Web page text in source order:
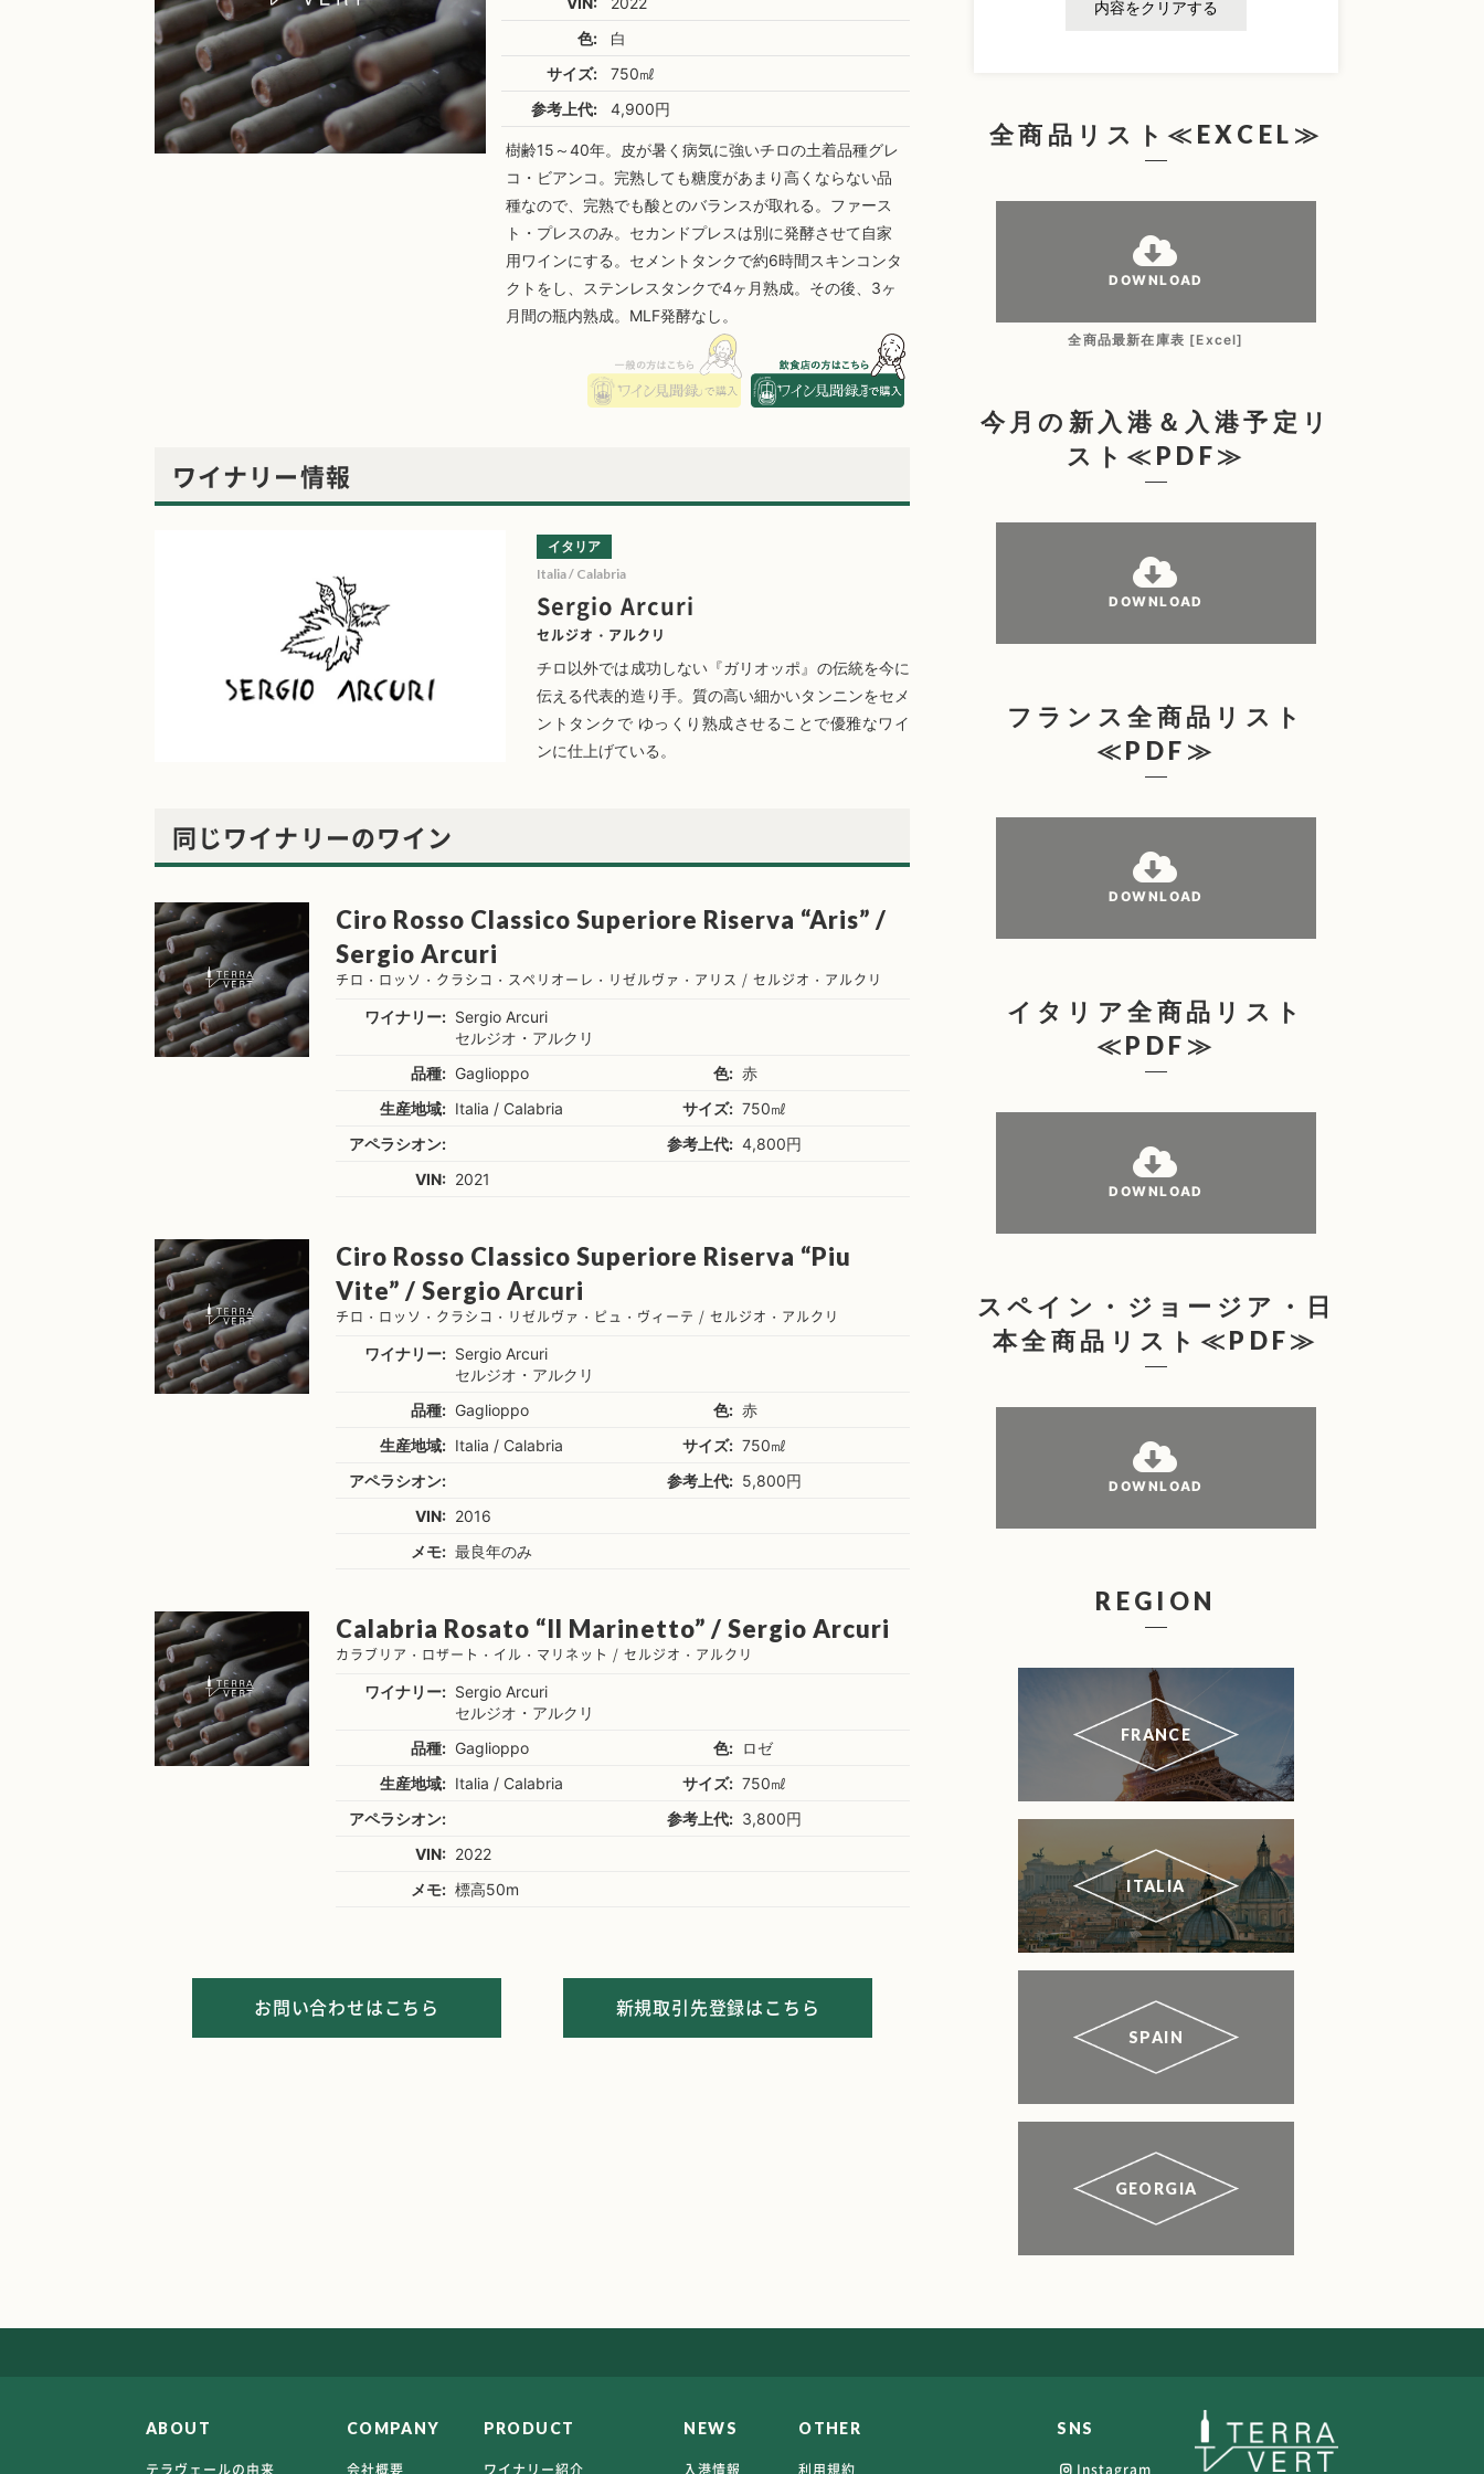
色:
白
サイズ:
750㎖
参考上代:
4,900円
樹齢15～40年。皮が暑く病気に強いチロの土着品種グレ
コ・ビアンコ。完熟しても糖度があまり高くならない品
種なので、完熟でも酸とのバランスが取れる。ファース
ト・プレスのみ。セカンドプレスは別に発酵させて自家
用ワインにする。セメントタンクで約6時間スキンコンタ
クトをし、ステンレスタンクで4ヶ月熟成。その後、3ヶ
月間の瓶内熟成。MLF発酵なし。
ワイナリー情報
Sergio Arcuri
セルジオ・アルクリ
イタリア
Italia / Calabria
チロ以外では成功しない『ガリオッポ』の伝統を今に
伝える代表的造り手。質の高い細かいタンニンをセメ
ントタンクで ゆっくり熟成させることで優雅なワイ
ンに仕上げている。
同じワイナリーのワイン
Ciro Rosso Classico Superiore Riserva “Aris” /
Sergio Arcuri
チロ・ロッソ・クラシコ・スペリオーレ・リゼルヴァ・アリス / セルジオ・アルクリ
ワイナリー: Sergio Arcuri
セルジオ・アルクリ
品種: Gaglioppo 色: 赤
生産地域: Italia / Calabria サイズ: 750㎖
アペラシオン:
参考上代: 4,800円
VIN: 2021
Ciro Rosso Classico Superiore Riserva “Piu
Vite” / Sergio Arcuri
チロ・ロッソ・クラシコ・リゼルヴァ・ピュ・ヴィーテ / セルジオ・アルクリ
ワイナリー: Sergio Arcuri
セルジオ・アルクリ
品種: Gaglioppo 色: 赤
生産地域: Italia / Calabria サイズ: 750㎖
アペラシオン:
参考上代: 5,800円
VIN: 2016
メモ: 最良年のみ
Calabria Rosato “Il Marinetto” / Sergio Arcuri
カラブリア・ロザート・イル・マリネット / セルジオ・アルクリ
ワイナリー: Sergio Arcuri
セルジオ・アルクリ
品種: Gaglioppo 色: ロゼ
生産地域: Italia / Calabria サイズ: 750㎖
アペラシオン:
参考上代: 3,800円
VIN: 2022
メモ: 標高50m
お問い合わせはこちら 新規取引先登録はこちら
内容をクリアする
全商品リスト≪EXCEL≫
DOWNLOAD
全商品最新在庫表 [Excel]
今月の新入港＆入港予定リ
スト≪PDF≫
DOWNLOAD
フランス全商品リスト
≪PDF≫
DOWNLOAD
イタリア全商品リスト
≪PDF≫
DOWNLOAD
スペイン・ジョージア・日
本全商品リスト≪PDF≫
DOWNLOAD
REGION
FRANCE
ITALIA
SPAIN
GEORGIA
ABOUT
テラヴェールの由来
COMPANY
会社概要
PRODUCT
ワイナリー紹介
NEWS
入港情報
OTHER
利用規約
SNS
Instagram